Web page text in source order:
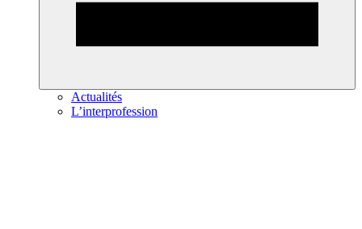
Actualités
L’interprofession